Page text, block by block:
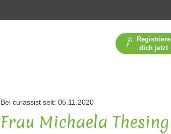
Registriere
dich jetzt
Bei curassist seit: 05.11.2020
Frau Michaela Thesing